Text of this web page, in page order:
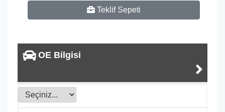
Teklif Sepeti
OE Bilgisi